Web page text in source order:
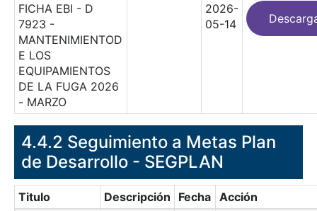
FICHA EBI - D
7923 -
MANTENIMIENTOD
E LOS
EQUIPAMIENTOS
DE LA FUGA 2026
- MARZO
2026-
05-14
4.4.2 Seguimiento a Metas Plan
de Desarrollo - SEGPLAN
Titulo Descripción Fecha Acción